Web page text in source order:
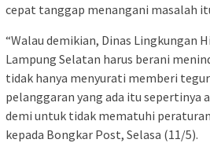
cepat tanggap menangani masalah
“Walau demikian, Dinas Lingkungan
Lampung Selatan harus berani
tidak hanya menyurati memberi
pelanggaran yang ada itu sepertinya
demi untuk tidak mematuhi
kepada Bongkar Post, Selasa (11/5).